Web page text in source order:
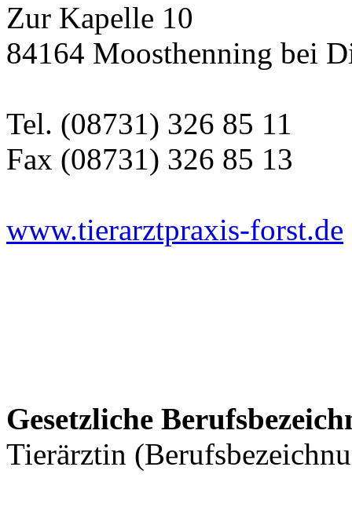
Zur Kapelle 10
84164 Moosthenning bei
Tel. (08731) 326 85 11
Fax (08731) 326 85 13
www.tierarztpraxis-forst.de
Gesetzliche
Tierärztin